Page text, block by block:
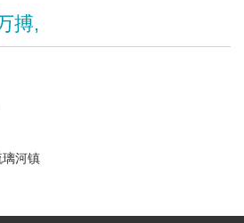
搏,
河镇